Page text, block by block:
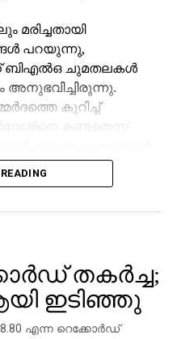
മരിച്ചതായി
പറയുന്നു,
ബിഎല്‍ഒ ചുമതലകള്‍
അനുഭവിച്ചിരുന്നു.
കുറിച്ച്
കുടുംബം
നിഷേധിച്ചു.
മരണവുമായി
ശേഖരിക്കാനായി
തകര്‍ച്ച;
ഇടിഞ്ഞു
എന്ന റെക്കോര്‍ഡ്